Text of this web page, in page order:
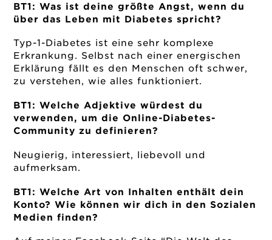
BT1: Was ist deine größte Angst, wenn du
über das Leben mit Diabetes spricht?
Typ-1-Diabetes ist eine sehr komplexe
Erkrankung. Selbst nach einer energischen
Erklärung fällt es den Menschen oft schwer,
zu verstehen, wie alles funktioniert.
BT1: Welche Adjektive würdest du
verwenden, um die Online-Diabetes-
Community zu definieren?
Neugierig, interessiert, liebevoll und
aufmerksam.
BT1: Welche Art von Inhalten enthält dein
Konto? Wie können wir dich in den Sozialen
Medien finden?